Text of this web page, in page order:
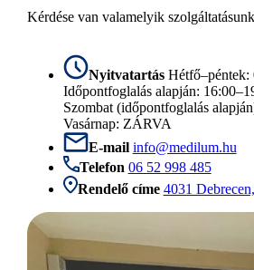
Kérdése van valamelyik
NyitvatartásHétfő–péntek:
Időpontfoglalás alapján:
Szombat (időpontfoglalás
Vasárnap: ZÁRVA
E-mail info@medilum.hu
Telefon 06 52 998 485
Rendelő címe 4031